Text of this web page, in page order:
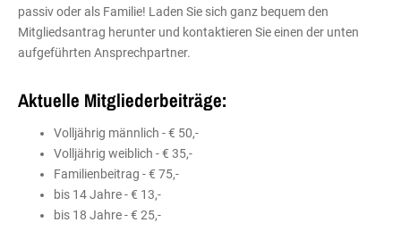
passiv oder als Familie! Laden Sie sich ganz bequem den
Mitgliedsantrag herunter und kontaktieren Sie einen der unten
aufgeführten Ansprechpartner.
Aktuelle Mitgliederbeiträge:
Volljährig männlich - € 50,-
Volljährig weiblich - € 35,-
Familienbeitrag - € 75,-
bis 14 Jahre - € 13,-
bis 18 Jahre - € 25,-